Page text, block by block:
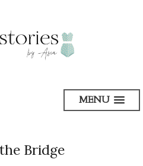
MENU
Bridge